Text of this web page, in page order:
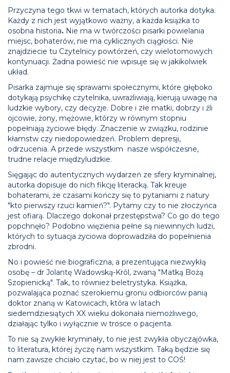
Przyczyna tego tkwi w tematach, których autorka dotyka.
Każdy z nich jest wyjątkowo ważny, a każda książka to
osobna historia. Nie ma w twórczości pisarki powielania
miejsc, bohaterów, nie ma cyklicznych ciągłości. Nie
znajdziecie tu Czytelnicy powtórzeń, czy wielotomowych
kontynuacji. Żadna powieść nie wpisuje się w jakikolwiek
układ.
Pisarka zajmuje się sprawami społecznymi, które głęboko
dotykają psychikę czytelnika, uwrażliwiają, kierują uwagę na
ludzkie wybory, czy decyzje. Dobre i złe matki, dobrzy i źli
ojcowie, żony, mężowie, którzy w równym stopniu
popełniają życiowe błędy. Znaczenie w związku, rodzinie
kłamstw czy niedopowiedzeń. Problem depresji,
odrzucenia. A przede wszystkim nasze współczesne,
trudne relacje międzyludzkie.
Sięgając do autentycznych wydarzeń ze sfery kryminalnej,
autorka dopisuje do nich fikcję literacką. Tak kreuje
bohaterami, że czasami kończy się to pytaniami z natury
"kto pierwszy rzuci kamień?". Pytamy czy to nie złoczyńca
jest ofiarą. Dlaczego dokonał przestępstwa? Co go do tego
popchnęło? Podobno więzienia pełne są niewinnych ludzi,
których to sytuacja życiowa doprowadziła do popełnienia
zbrodni.
No i powieść nie biograficzna, a prezentująca niezwykłą
osobę – dr Jolantę Wadowską-Król, zwaną "Matką Bożą
Szopienicką". Tak, to również beletrystyka. Książka,
pozwalająca poznać szerokiemu gronu odbiorców panią
doktor znaną w Katowicach, która w latach
siedemdziesiątych XX wieku dokonała niemożliwego,
działając tylko i wyłącznie w trosce o pacjenta.
To nie są zwykłe kryminały, to nie jest zwykła obyczajówka,
to literatura, której życzę nam wszystkim. Taką będzie się
nam zawsze chciało czytać, bo w niej jest to COŚ!